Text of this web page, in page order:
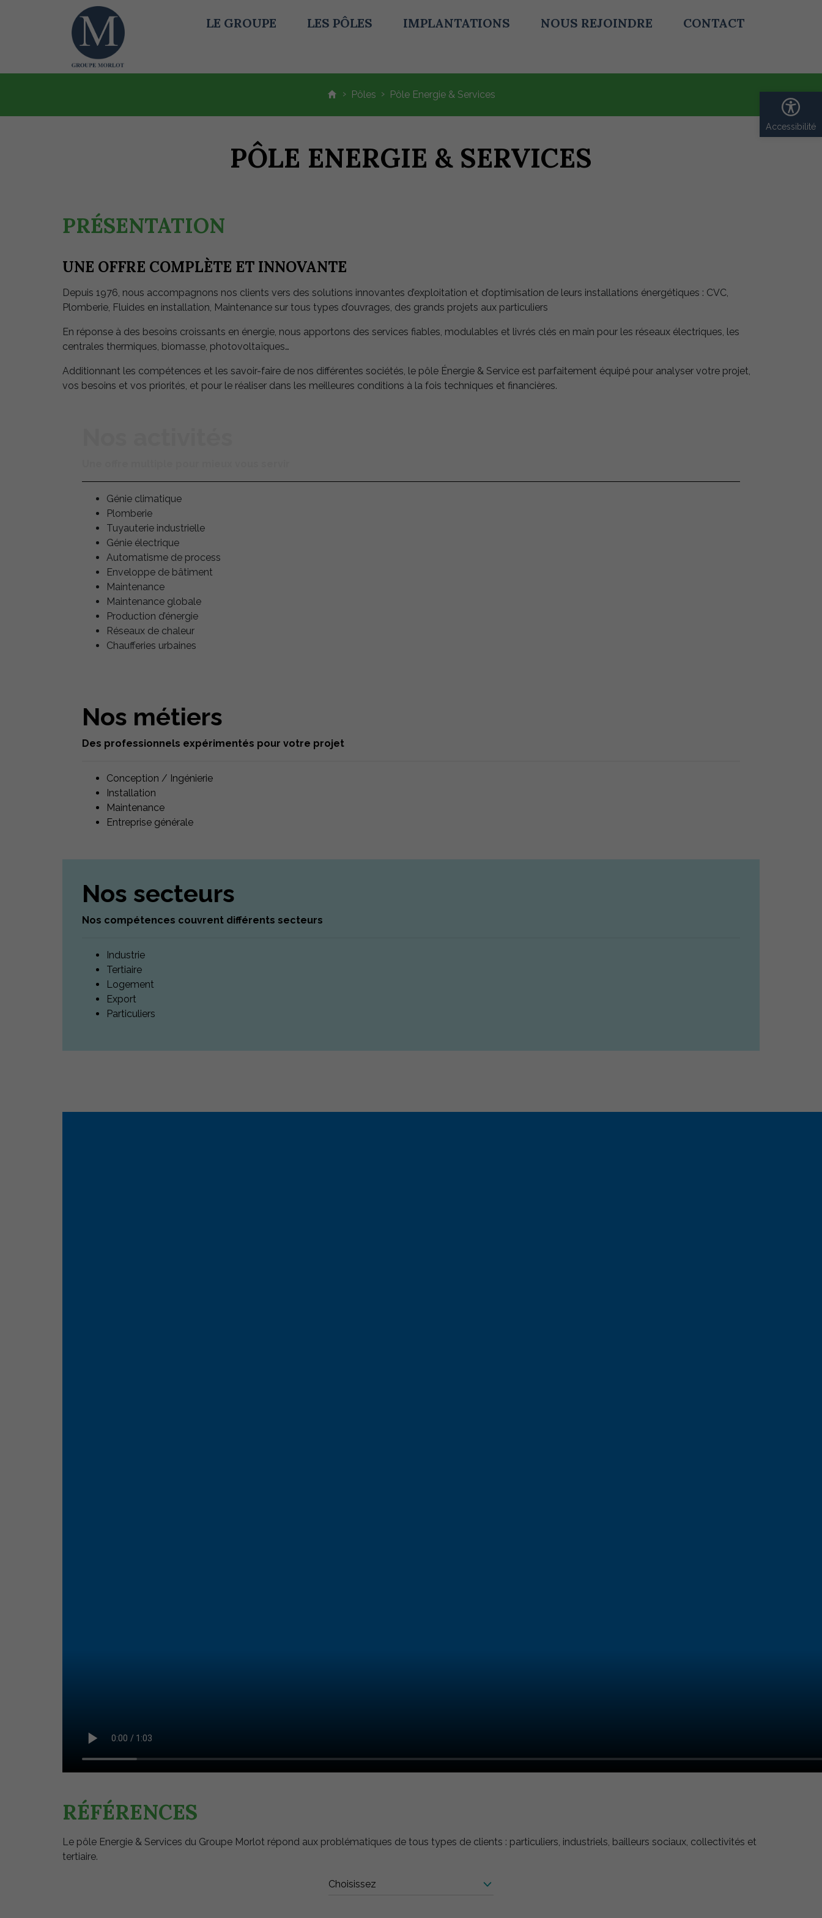
LE GROUPE LES PÔLES IMPLANTATIONS NOUS REJOINDRE CONTACT
› Pôles › Pôle Energie & Services
PÔLE ENERGIE & SERVICES
PRÉSENTATION
UNE OFFRE COMPLÈTE ET INNOVANTE
Depuis 1976, nous accompagnons nos clients vers des solutions innovantes d’exploitation et d’optimisation de leurs installations énergétiques : CVC,
Plomberie, Fluides en installation, Maintenance sur tous types d’ouvrages, des grands projets aux particuliers
En réponse à des besoins croissants en énergie, nous apportons des services fiables, modulables et livrés clés en main pour les réseaux électriques, les
centrales thermiques, biomasse, photovoltaïques…
Additionnant les compétences et les savoir-faire de nos différentes sociétés, le pôle Énergie & Service est parfaitement équipé pour analyser votre projet,
vos besoins et vos priorités, et pour le réaliser dans les meilleures conditions à la fois techniques et financières.
Génie climatique
Plomberie
Tuyauterie industrielle
Génie électrique
Automatisme de process
Enveloppe de bâtiment
Maintenance
Maintenance globale
Production d’énergie
Réseaux de chaleur
Chaufferies urbaines
Nos métiers
Des professionnels expérimentés pour votre projet
Conception / Ingénierie
Installation
Maintenance
Entreprise générale
Nos secteurs
Nos compétences couvrent différents secteurs
Industrie
Tertiaire
Logement
Export
Particuliers
RÉFÉRENCES
Le pôle Energie & Services du Groupe Morlot répond aux problématiques de tous types de clients : particuliers, industriels, bailleurs sociaux, collectivités et
tertiaire.
ne sont pas
facultatifs. Ils